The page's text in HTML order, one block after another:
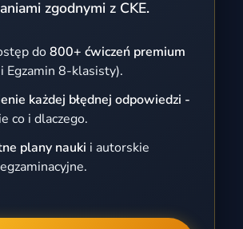
zgodnymi z CKE.
do800+ ćwiczeń premium
Egzamin 8-klasisty).
każdej błędnej odpowiedzi -
co i dlaczego.
plany nauki i autorskie